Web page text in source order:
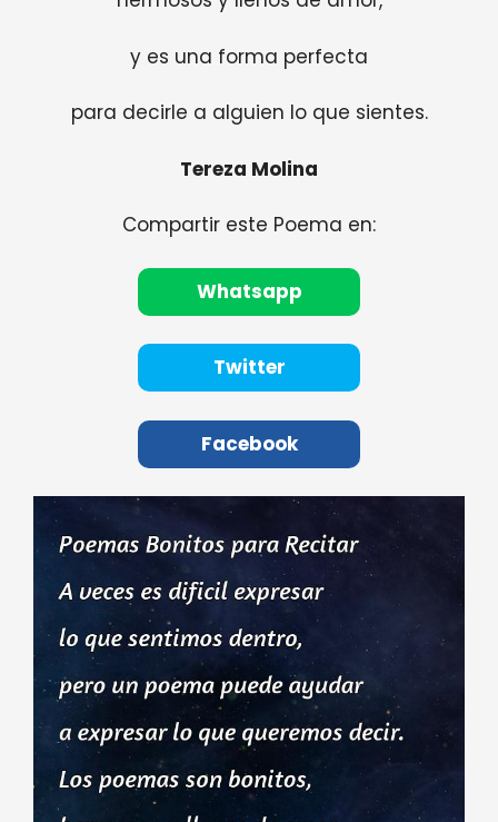
y es una forma perfecta
para decirle a alguien lo que sientes.
Tereza Molina
Compartir este Poema en:
Whatsapp
Twitter
Facebook